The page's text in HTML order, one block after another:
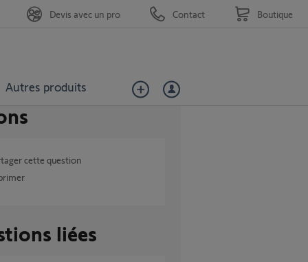
Autres produits
Devis avec un pro Contact Boutique
cette question
liées